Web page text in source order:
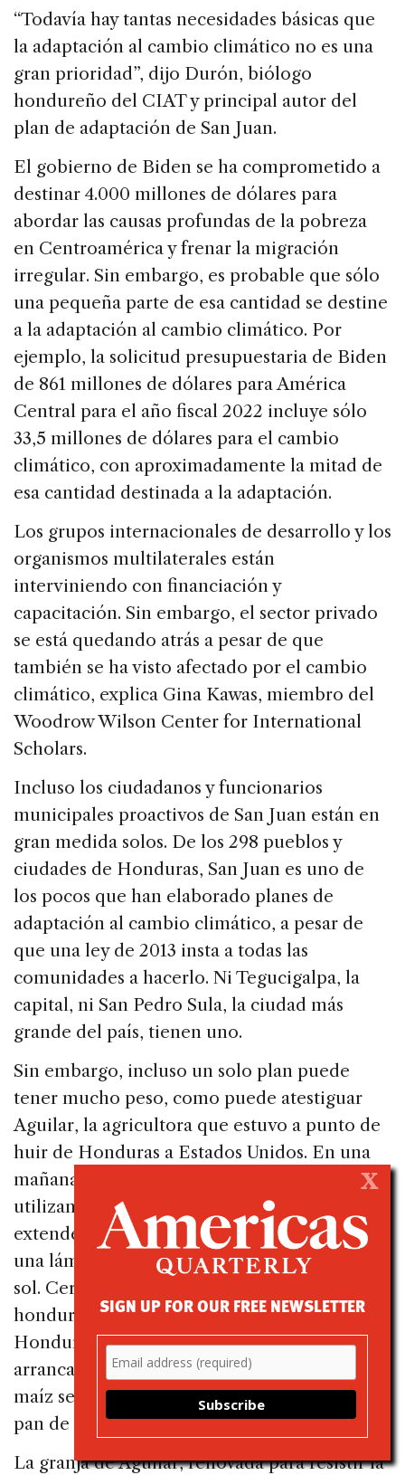
“Todavía hay tantas necesidades básicas que
la adaptación al cambio climático no es una
gran prioridad”, dijo Durón, biólogo
hondureño del CIAT y principal autor del
plan de adaptación de San Juan.
El gobierno de Biden se ha comprometido a
destinar 4.000 millones de dólares para
abordar las causas profundas de la pobreza
en Centroamérica y frenar la migración
irregular. Sin embargo, es probable que sólo
una pequeña parte de esa cantidad se destine
a la adaptación al cambio climático. Por
ejemplo, la solicitud presupuestaria de Biden
de 861 millones de dólares para América
Central para el año fiscal 2022 incluye sólo
33,5 millones de dólares para el cambio
climático, con aproximadamente la mitad de
esa cantidad destinada a la adaptación.
Los grupos internacionales de desarrollo y los
organismos multilaterales están
interviniendo con financiación y
capacitación. Sin embargo, el sector privado
se está quedando atrás a pesar de que
también se ha visto afectado por el cambio
climático, explica Gina Kawas, miembro del
Woodrow Wilson Center for International
Scholars.
Incluso los ciudadanos y funcionarios
municipales proactivos de San Juan están en
gran medida solos. De los 298 pueblos y
ciudades de Honduras, San Juan es uno de
los pocos que han elaborado planes de
adaptación al cambio climático, a pesar de
que una ley de 2013 insta a todas las
comunidades a hacerlo. Ni Tegucigalpa, la
capital, ni San Pedro Sula, la ciudad más
grande del país, tienen uno.
Sin embargo, incluso un solo plan puede
tener mucho peso, como puede atestiguar
Aguilar, la agricultora que estuvo a punto de
huir de Honduras a Estados Unidos. En una
mañana reciente se la pudo encontrar
utilizando un rastrillo de madera para
extender su cosecha de granos de café sobre
una lámina de plástico para que se secaran al
sol. Cerca de allí, sus cuatro
hondureña para referirse a los niños en
Honduras—jugaban con sus perros y gatos y
arrancaban los granos de las mazorcas de
maíz seco para que su mamá pudiera hacer
pan de maíz.
La granja de Aguilar, renovada para resistir la
X
SIGN UP FOR OUR FREE NEWSLETTER